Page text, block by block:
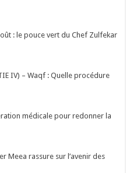
: le pouce vert du Chef Zulfekar
IV) – Waqf : Quelle procédure
médicale pour redonner la
Meea rassure sur l’avenir des